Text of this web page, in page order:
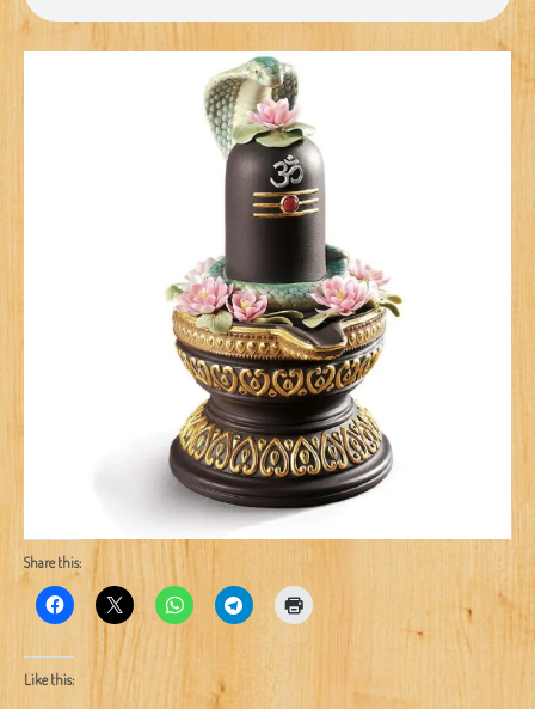
Share this:
Like this: